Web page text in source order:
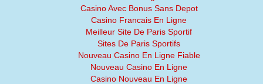
Casino Avec Bonus Sans Depot
Casino Francais En Ligne
Meilleur Site De Paris Sportif
Sites De Paris Sportifs
Nouveau Casino En Ligne Fiable
Nouveau Casino En Ligne
Casino Nouveau En Ligne